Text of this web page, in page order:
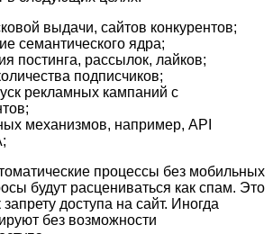
выдачи, сайтов конкурентов;
семантического ядра;
постинга, рассылок, лайков;
подписчиков;
рекламных кампаний с
механизмов, например, API
процессы без мобильных
будут расцениваться как спам. Это
доступа на сайт. Иногда
без возможности